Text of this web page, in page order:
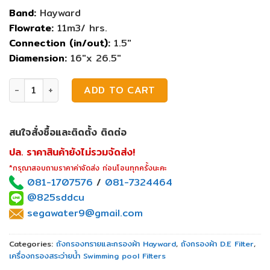
Band: Hayward
Flowrate: 11m3/ hrs.
Connection (in/out): 1.5″
Diamension: 16″x 26.5″
Hayward EC50AC Perflex D.E. Filters quantity
ADD TO CART
สนใจสั่งซื้อและติดตั้ง ติดต่อ
ปล. ราคาสินค้ายังไม่รวมจัดส่ง!
*กรุณาสอบถามราคาค่าจัดส่ง ก่อนโอนทุกครั้งนะคะ
081-1707576 / 081-7324464
@825sddcu
segawater9@gmail.com
Categories: ถังกรองทรายและกรองผ้า Hayward, ถังกรองผ้า D.E Filter,
เครื่องกรองสระว่ายน้ำ Swimming pool Filters